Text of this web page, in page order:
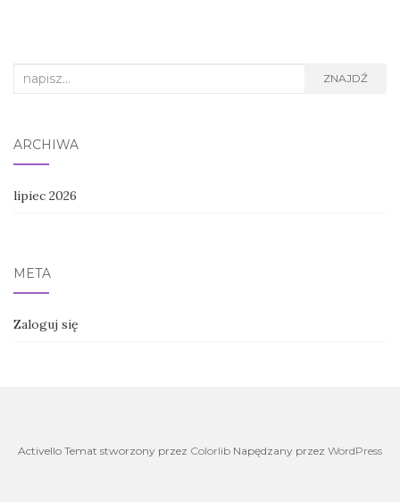
Search
ZNAJDŹ
ARCHIWA
lipiec 2026
META
Zaloguj się
Activello Temat stworzony przez Colorlib Napędzany przez WordPress